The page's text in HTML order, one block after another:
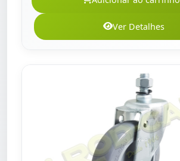
Ver Detalhes